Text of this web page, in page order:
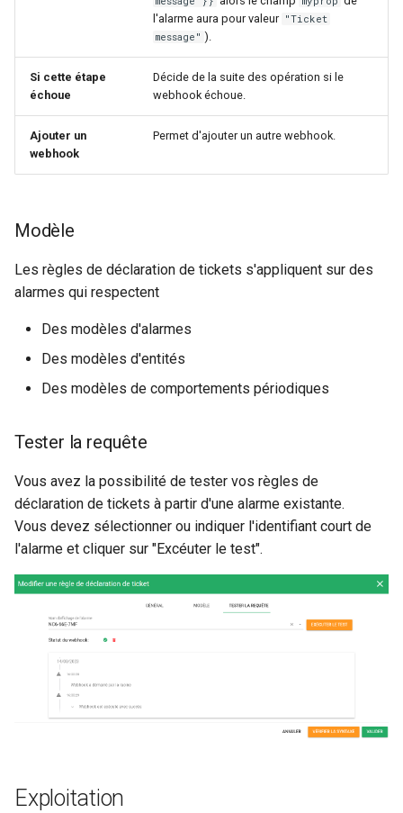
l'alarme aura pour valeur "Ticket
message" ).
Si cette étape
échoue
Décide de la suite des opération si le
webhook échoue.
Ajouter un
webhook
Permet d'ajouter un autre webhook.
Modèle
Les règles de déclaration de tickets s'appliquent sur des
alarmes qui respectent
Des modèles d'alarmes
Des modèles d'entités
Des modèles de comportements périodiques
Tester la requête
Vous avez la possibilité de tester vos règles de
déclaration de tickets à partir d'une alarme existante.
Vous devez sélectionner ou indiquer l'identifiant court de
l'alarme et cliquer sur "Excéuter le test".
Exploitation